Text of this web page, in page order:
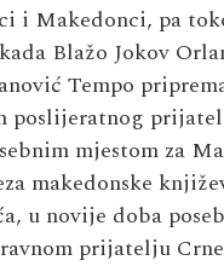
i Makedonci, pa
Blažo Jokov
Tempo
poslijeratnog
mjestom za
makedonske
u novije doba
prijatelju